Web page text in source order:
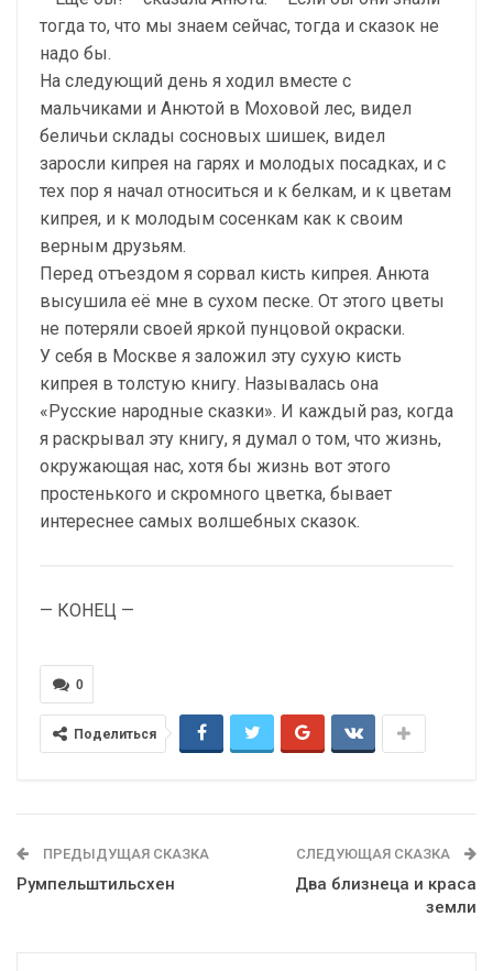
тогда то, что мы знаем сейчас, тогда и сказок не
надо бы.
На следующий день я ходил вместе с
мальчиками и Анютой в Моховой лес, видел
беличьи склады сосновых шишек, видел
заросли кипрея на гарях и молодых посадках, и с
тех пор я начал относиться и к белкам, и к цветам
кипрея, и к молодым сосенкам как к своим
верным друзьям.
Перед отъездом я сорвал кисть кипрея. Анюта
высушила её мне в сухом песке. От этого цветы
не потеряли своей яркой пунцовой окраски.
У себя в Москве я заложил эту сухую кисть
кипрея в толстую книгу. Называлась она
«Русские народные сказки». И каждый раз, когда
я раскрывал эту книгу, я думал о том, что жизнь,
окружающая нас, хотя бы жизнь вот этого
простенького и скромного цветка, бывает
интереснее самых волшебных сказок.
— КОНЕЦ —
0
Поделиться
ПРЕДЫДУЩАЯ СКАЗКА
Румпельштильсхен
СЛЕДУЮЩАЯ СКАЗКА
Два близнеца и краса
земли